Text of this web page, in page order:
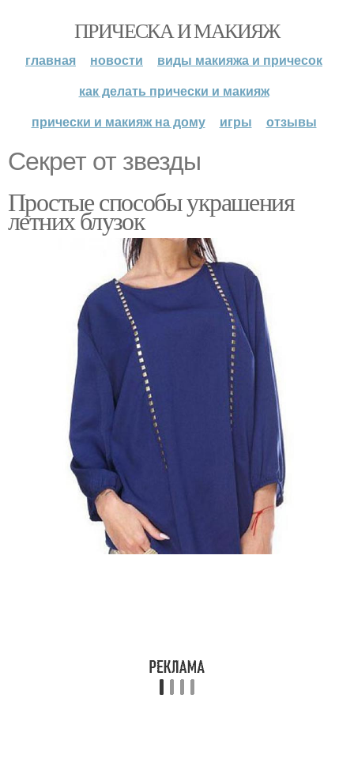
ПРИЧЕСКА И МАКИЯЖ
главная новости
виды макияжа и причесок
как делать прически и макияж
прически и макияж на дому
игры отзывы
Секрет от звезды
Простые способы украшения
летних блузок